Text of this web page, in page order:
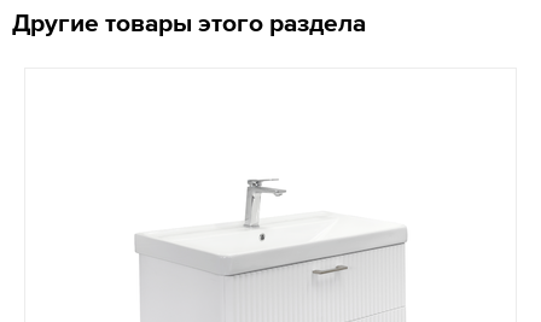
Другие товары этого раздела